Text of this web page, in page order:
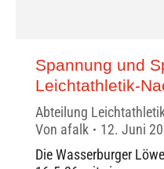
Spannung und
Leichtathletik-
Abteilung
Von afalk
12. Juni
Die Wasserburger